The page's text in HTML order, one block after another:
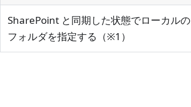
SharePoint と同期した状態でローカルの
フォルダを指定する（※1）